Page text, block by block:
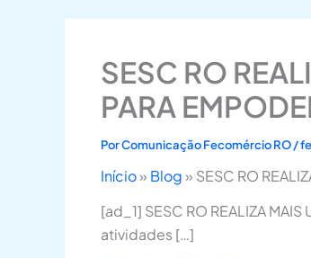
SESC RO
PARA
PorComunicação Fecomércio RO/
Início» Blog » SESC RO
[ad_1] SESC RO REALIZA
atividades […]